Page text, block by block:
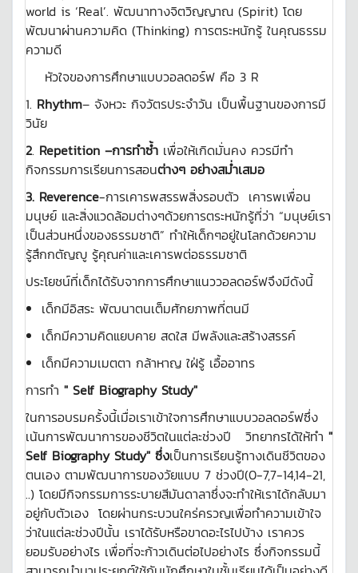
world is ‘Real’. พัฒนาทางจิตวิญญาณ (Spirit) โดย
พัฒนาผ่านความคิด (Thinking) การตระหนักรู้ ในคุณธรรม
ความดี
หัวใจของการศึกษาแบบวอลดอร์ฟ คือ 3 R
1. Rhythm– จังหวะ กิจวัตรประจำวัน เป็นพื้นฐานของการมี
วินัย
2. Repetition –การทำซ้ำ เพื่อให้เกิดมั่นคง ควรมีทำ
กิจกรรมการเรียนการสอนต่างๆ อย่างสม่ำเสมอ
3. Reverence-การเคารพสรรพสิ่งรอบตัว เคารพเพื่อน
มนุษย์ และสิ่งแวดล้อมต่างๆด้วยการตระหนักรู้ที่ว่า “มนุษย์เรา
เป็นส่วนหนึ่งของธรรมชาติ” ทำให้เด็กๆอยู่ในโลกด้วยความ
รู้สึกกตัญญู รู้คุณค่าและเคารพต่อธรรมชาติ
ประโยชน์ที่เด็กได้รับจากการศึกษาแนววอลดอร์ฟจึงมีดังนี้
เด็กมีอิสระ พัฒนาตนเต็มศักยภาพที่ตนมี
เด็กมีความคิดแยบคาย สดใส มีพลังและสร้างสรรค์
เด็กมีความเมตตา กล้าหาญ ใฝ่รู้ เอื้ออาทร
การทำ " Self Biography Study"
ในการอบรมครั้งนี้เมื่อเราเข้าใจการศึกษาแบบวอลดอร์ฟซึ่ง
เน้นการพัฒนาการของชีวิตในแต่ละช่วงปี วิทยากรได้ให้ทำ "
Self Biography Study" ซึ่งเป็นการเรียนรู้ทางเดินชีวิตของ
ตนเอง ตามพัฒนาการของวัยแบบ 7 ช่วงปี(0-7,7-14,14-21,
..) โดยมีกิจกรรมการระบายสีมันดาลาซึ่งจะทำให้เราได้กลับมา
อยู่กับตัวเอง โดยผ่านกระบวนใคร่ครวญเพื่อทำความเข้าใจ
ว่าในแต่ละช่วงปีนั้น เราได้รับหรือขาดอะไรไปบ้าง เราควร
ยอมรับอย่างไร เพื่อที่จะก้าวเดินต่อไปอย่างไร ซึ่งกิจกรรมนี้